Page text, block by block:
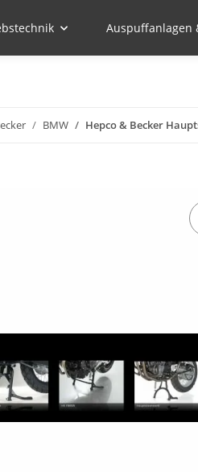
Auspuffanlagen
BMW Hepco & Becker